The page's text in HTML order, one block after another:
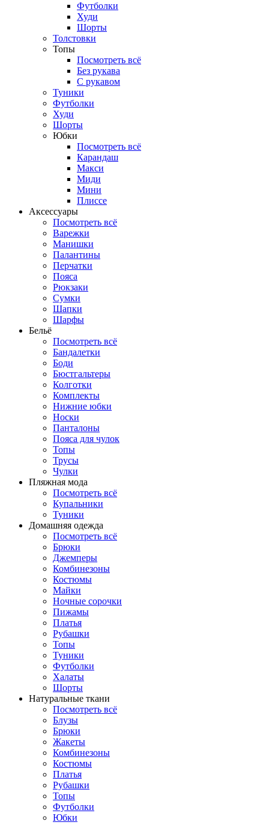
Футболки
Худи
Шорты
Толстовки
Топы
Посмотреть всё
Без рукава
С рукавом
Туники
Футболки
Худи
Шорты
Юбки
Посмотреть всё
Карандаш
Макси
Миди
Мини
Плиссе
Аксессуары
Посмотреть всё
Варежки
Манишки
Палантины
Перчатки
Пояса
Рюкзаки
Сумки
Шапки
Шарфы
Бельё
Посмотреть всё
Бандалетки
Боди
Бюстгальтеры
Колготки
Комплекты
Нижние юбки
Носки
Панталоны
Поясa для чулок
Топы
Трусы
Чулки
Пляжная мода
Посмотреть всё
Купальники
Туники
Домашняя одежда
Посмотреть всё
Брюки
Джемперы
Комбинезоны
Костюмы
Майки
Ночные сорочки
Пижамы
Платья
Рубашки
Топы
Туники
Футболки
Халаты
Шорты
Натуральные ткани
Посмотреть всё
Блузы
Брюки
Жакеты
Комбинезоны
Костюмы
Платья
Рубашки
Топы
Футболки
Юбки